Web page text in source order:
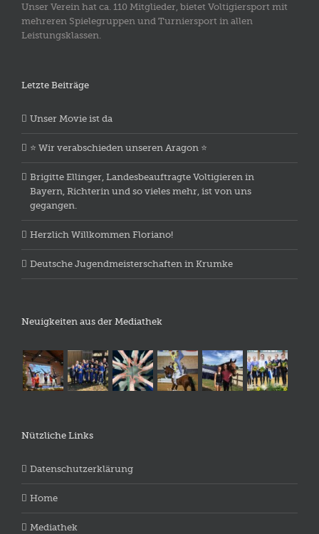
Unser Verein hat ca. 110 Mitglieder, bietet Voltigiersport mit
mehreren Spielegruppen und Turniersport in allen
Leistungsklassen.
Letzte Beiträge
Unser Movie ist da
⭐️ Wir verabschieden unseren Aragon ⭐️
Brigitte Ellinger, Landesbeauftragte Voltigieren in
Bayern, Richterin und so vieles mehr, ist von uns
gegangen.
Herzlich Willkommen Floriano!
Deutsche Jugendmeisterschaften in Krumke
Neuigkeiten aus der Mediathek
Nützliche Links
Datenschutzerklärung
Home
Mediathek